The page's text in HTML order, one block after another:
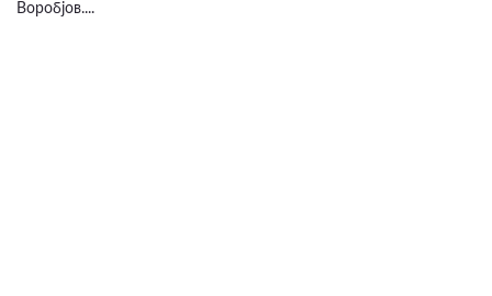
Воробјов....